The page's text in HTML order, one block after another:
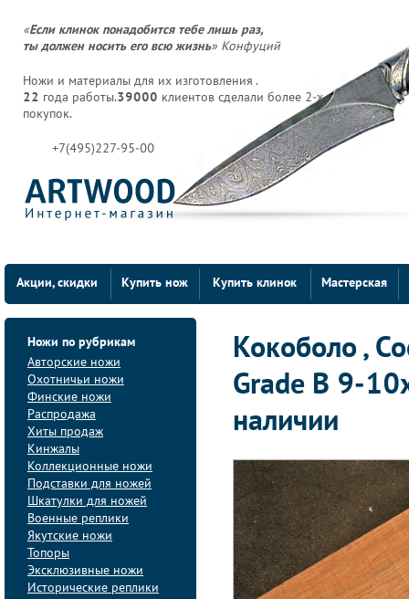
«Если клинок понадобится тебе лишь раз,
ты должен носить его всю жизнь» Конфуций
Ножи и материалы для их изготовления .
22 года работы.39000 клиентов сделали более 2-х
покупок.
+7(495)227-95-00
Акции, скидки Купить нож Купить клинок Мастерская
Ножи по рубрикам
Авторские ножи
Охотничьи ножи
Финские ножи
Распродажа
Хиты продаж
Кинжалы
Коллекционные ножи
Подставки для ножей
Шкатулки для ножей
Военные реплики
Якутские ножи
Топоры
Эксклюзивные ножи
Исторические реплики
Кокоболо ,
Grade B 9-
наличии